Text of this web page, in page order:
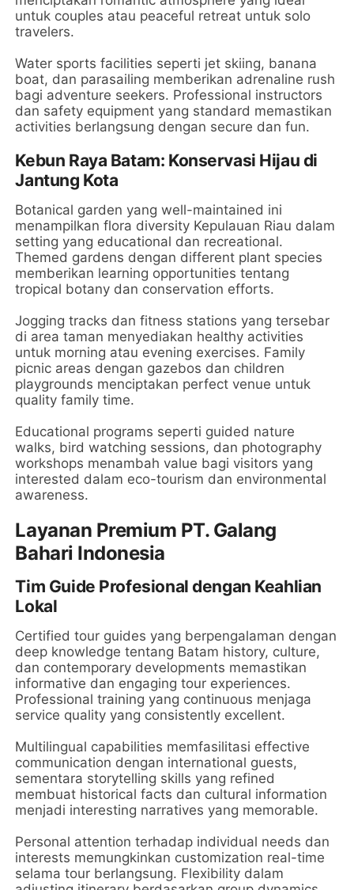
untuk couples atau peaceful retreat untuk solo
travelers.
Water sports facilities seperti jet skiing, banana
boat, dan parasailing memberikan adrenaline rush
bagi adventure seekers. Professional instructors
dan safety equipment yang standard memastikan
activities berlangsung dengan secure dan fun.
Kebun Raya Batam: Konservasi Hijau di
Jantung Kota
Botanical garden yang well-maintained ini
menampilkan flora diversity Kepulauan Riau dalam
setting yang educational dan recreational.
Themed gardens dengan different plant species
memberikan learning opportunities tentang
tropical botany dan conservation efforts.
Jogging tracks dan fitness stations yang tersebar
di area taman menyediakan healthy activities
untuk morning atau evening exercises. Family
picnic areas dengan gazebos dan children
playgrounds menciptakan perfect venue untuk
quality family time.
Educational programs seperti guided nature
walks, bird watching sessions, dan photography
workshops menambah value bagi visitors yang
interested dalam eco-tourism dan environmental
awareness.
Layanan Premium PT. Galang
Bahari Indonesia
Tim Guide Profesional dengan Keahlian
Lokal
Certified tour guides yang berpengalaman dengan
deep knowledge tentang Batam history, culture,
dan contemporary developments memastikan
informative dan engaging tour experiences.
Professional training yang continuous menjaga
service quality yang consistently excellent.
Multilingual capabilities memfasilitasi effective
communication dengan international guests,
sementara storytelling skills yang refined
membuat historical facts dan cultural information
menjadi interesting narratives yang memorable.
Personal attention terhadap individual needs dan
interests memungkinkan customization real-time
selama tour berlangsung. Flexibility dalam